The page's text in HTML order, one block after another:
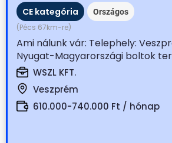
CE kategória Országos
(Pécs 67km-re)
Ami nálunk vár: Telephely:
Nyugat-Magyarországi boltok
WSZL KFT.
Veszprém
610.000-740.000 Ft / hónap